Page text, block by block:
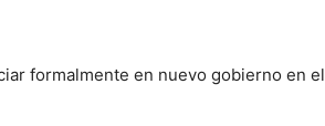
formalmente en nuevo gobierno en el